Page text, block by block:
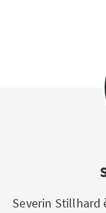
Severin Stillhard